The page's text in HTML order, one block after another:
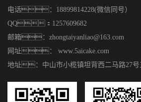
电话：18899814228(微信同号）
QQ：1257609682
邮箱：zhongtaiyanliao@163.com
网址： www.5aicake.com
地址：中山市小榄镇坦背西二马路27号